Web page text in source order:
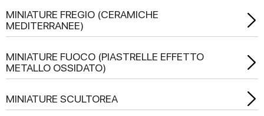
MINIATURE FREGIO (CERAMICHE
MEDITERRANEE)
MINIATURE FUOCO (PIASTRELLE EFFETTO
METALLO OSSIDATO)
MINIATURE SCULTOREA